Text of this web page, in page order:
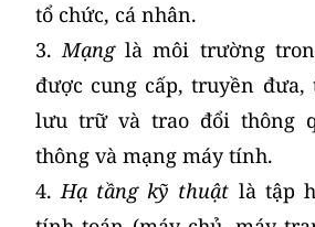
tổ chức, cá nhân.
3. Mạnglà môi trường
được cung cấp, truyền đưa,
lưu trữ và trao đổi thông
thông và mạng máy tính.
4. Hạ tầng kỹ thuật là tập